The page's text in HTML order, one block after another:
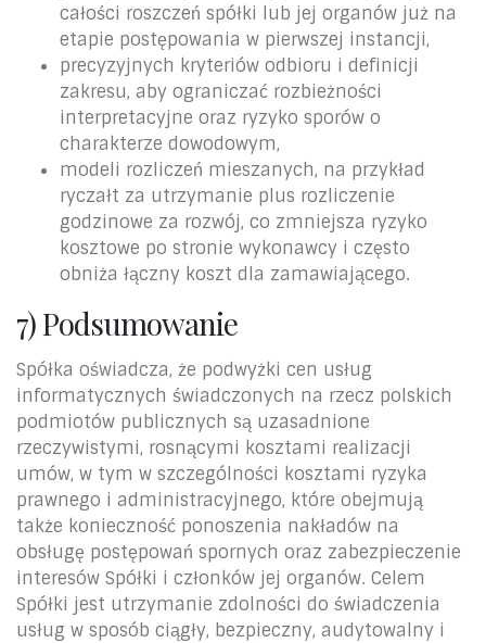
całości roszczeń spółki lub jej organów już na
etapie postępowania w pierwszej instancji,
precyzyjnych kryteriów odbioru i definicji
zakresu, aby ograniczać rozbieżności
interpretacyjne oraz ryzyko sporów o
charakterze dowodowym,
modeli rozliczeń mieszanych, na przykład
ryczałt za utrzymanie plus rozliczenie
godzinowe za rozwój, co zmniejsza ryzyko
kosztowe po stronie wykonawcy i często
obniża łączny koszt dla zamawiającego.
7) Podsumowanie
Spółka oświadcza, że podwyżki cen usług
informatycznych świadczonych na rzecz polskich
podmiotów publicznych są uzasadnione
rzeczywistymi, rosnącymi kosztami realizacji
umów, w tym w szczególności kosztami ryzyka
prawnego i administracyjnego, które obejmują
także konieczność ponoszenia nakładów na
obsługę postępowań spornych oraz zabezpieczenie
interesów Spółki i członków jej organów. Celem
Spółki jest utrzymanie zdolności do świadczenia
usług w sposób ciągły, bezpieczny, audytowalny i